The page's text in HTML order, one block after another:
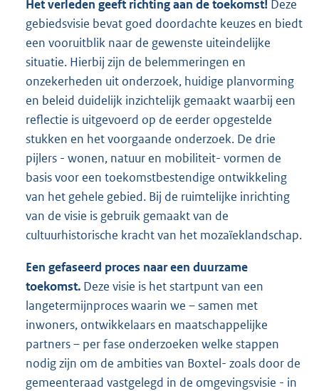
Het verleden geeft richting aan de toekomst! Deze
gebiedsvisie bevat goed doordachte keuzes en biedt
een vooruitblik naar de gewenste uiteindelijke
situatie. Hierbij zijn de belemmeringen en
onzekerheden uit onderzoek, huidige planvorming
en beleid duidelijk inzichtelijk gemaakt waarbij een
reflectie is uitgevoerd op de eerder opgestelde
stukken en het voorgaande onderzoek. De drie
pijlers - wonen, natuur en mobiliteit- vormen de
basis voor een toekomstbestendige ontwikkeling
van het gehele gebied. Bij de ruimtelijke inrichting
van de visie is gebruik gemaakt van de
cultuurhistorische kracht van het mozaïeklandschap.
Een gefaseerd proces naar een duurzame
toekomst. Deze visie is het startpunt van een
langetermijnproces waarin we – samen met
inwoners, ontwikkelaars en maatschappelijke
partners – per fase onderzoeken welke stappen
nodig zijn om de ambities van Boxtel- zoals door de
gemeenteraad vastgelegd in de omgevingsvisie - in